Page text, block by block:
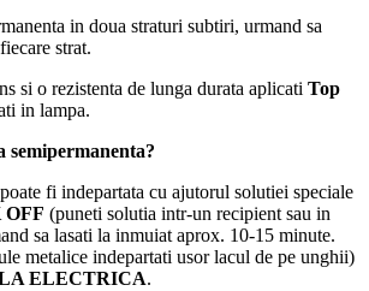
in doua straturi subtiri, urmand sa
strat.
si o rezistenta de lunga durata aplicati Top
in lampa.
fi indepartata cu ajutorul solutiei speciale
OFF (puneti solutia intr-un recipient sau in
sa lasati la inmuiat aprox. 10-15 minute.
metalice indepartati usor lacul de pe unghii)
ELECTRICA.